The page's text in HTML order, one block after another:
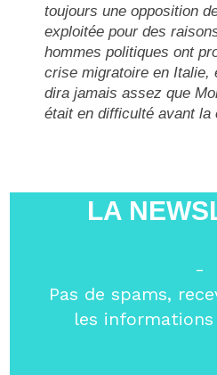
toujours une opposition
exploitée pour des
hommes politiques ont
crise migratoire en Italie,
dira jamais assez que
était en difficulté avant la
LA
-
Pas de spams,
les